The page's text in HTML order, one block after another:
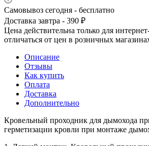
Самовывоз сегодня - бесплатно
Доставка завтра - 390 ₽
Цена действительна только для
отличаться от цен в розничных
Описание
Отзывы
Как купить
Оплата
Доставка
Дополнительно
Кровельный проходник для дымохода
герметизации кровли при монтаже